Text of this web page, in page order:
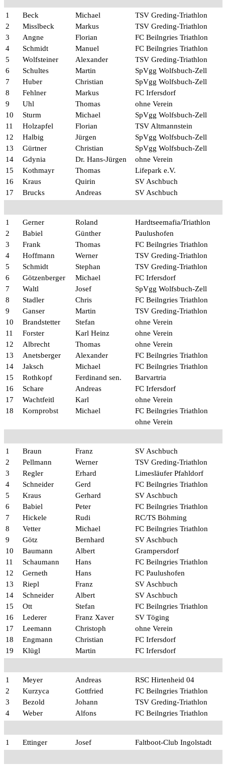
1
2
3
4
5
6
7
8
9
10
11
12
13
14
15
16
17
Beck
Misslbeck
Angne
Schmidt
Wolfsteiner
Schultes
Huber
Fehlner
Uhl
Sturm
Holzapfel
Halbig
Gürtner
Gdynia
Kothmayr
Kraus
Brucks
Michael
Markus
Florian
Manuel
Alexander
Martin
Christian
Markus
Thomas
Michael
Florian
Jürgen
Christian
Dr. Hans-Jürgen
Thomas
Quirin
Andreas
TSV Greding-Triathlon
TSV Greding-Triathlon
FC Beilngries Triathlon
FC Beilngries Triathlon
TSV Greding-Triathlon
SpVgg Wolfsbuch-Zell
SpVgg Wolfsbuch-Zell
FC Irfersdorf
ohne Verein
SpVgg Wolfsbuch-Zell
TSV Altmannstein
SpVgg Wolfsbuch-Zell
SpVgg Wolfsbuch-Zell
ohne Verein
Lifepark e.V.
SV Aschbuch
SV Aschbuch
1
2
3
4
5
6
7
8
9
10
11
12
13
14
15
16
17
18
Gerner
Babiel
Frank
Hoffmann
Schmidt
Götzenberger
Waltl
Stadler
Ganser
Brandstetter
Forster
Albrecht
Anetsberger
Jaksch
Rothkopf
Schare
Wachtfeitl
Kornprobst
Roland
Günther
Thomas
Werner
Stephan
Michael
Josef
Chris
Martin
Stefan
Karl Heinz
Thomas
Alexander
Michael
Ferdinand sen.
Andreas
Karl
Michael
Hardtseemafia/Triathlon
Paulushofen
FC Beilngries Triathlon
TSV Greding-Triathlon
TSV Greding-Triathlon
FC Irfersdorf
SpVgg Wolfsbuch-Zell
FC Beilngries Triathlon
TSV Greding-Triathlon
ohne Verein
ohne Verein
ohne Verein
FC Beilngries Triathlon
FC Beilngries Triathlon
Barvartria
FC Irfersdorf
ohne Verein
FC Beilngries Triathlon
ohne Verein
1
2
3
4
5
6
7
8
9
10
11
12
13
14
15
16
17
18
19
Braun
Pellmann
Regler
Schneider
Kraus
Babiel
Hickele
Vetter
Götz
Baumann
Schaumann
Gerneth
Riepl
Schneider
Ott
Lederer
Leemann
Engmann
Klügl
Franz
Werner
Erhard
Gerd
Gerhard
Peter
Rudi
Michael
Bernhard
Albert
Hans
Hans
Franz
Albert
Stefan
Franz Xaver
Christoph
Christian
Martin
SV Aschbuch
TSV Greding-Triathlon
Limesläufer Pfahldorf
FC Beilngries Triathlon
SV Aschbuch
FC Beilngries Triathlon
RC/TS Böhming
FC Beilngries Triathlon
SV Aschbuch
Grampersdorf
FC Beilngries Triathlon
FC Paulushofen
SV Aschbuch
SV Aschbuch
FC Beilngries Triathlon
SV Töging
ohne Verein
FC Irfersdorf
FC Irfersdorf
1
2
3
4
Meyer
Kurzyca
Bezold
Weber
Andreas
Gottfried
Johann
Alfons
RSC Hirtenheid 04
FC Beilngries Triathlon
TSV Greding-Triathlon
FC Beilngries Triathlon
1 Ettinger Josef Faltboot-Club Ingolstadt